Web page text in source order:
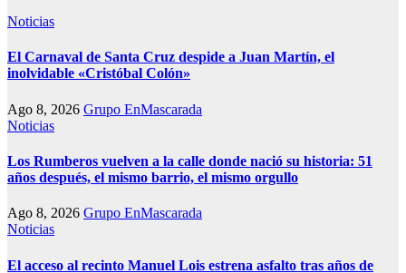
Noticias
El Carnaval de Santa Cruz despide a Juan Martín, el
inolvidable «Cristóbal Colón»
Ago 8, 2026 Grupo EnMascarada
Noticias
Los Rumberos vuelven a la calle donde nació su historia: 51
años después, el mismo barrio, el mismo orgullo
Ago 8, 2026 Grupo EnMascarada
Noticias
El acceso al recinto Manuel Lois estrena asfalto tras años de